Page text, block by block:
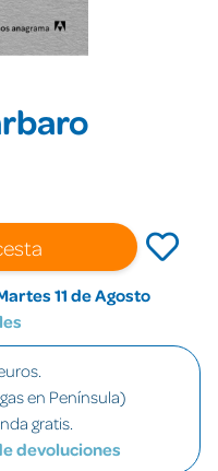
11 de Agosto
en Península)
gratis.
devoluciones